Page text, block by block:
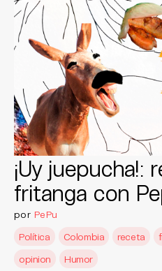
¡Uy juepucha!:
fritanga con
por PePu
Política
Colombia receta
opinion
Humor